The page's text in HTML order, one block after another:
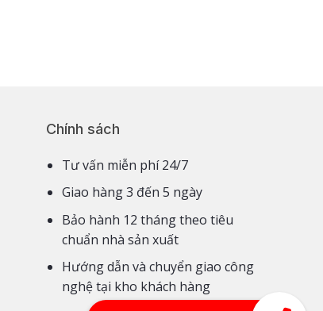
Chính sách
Tư vấn miễn phí 24/7
Giao hàng 3 đến 5 ngày
Bảo hành 12 tháng theo tiêu
chuẩn nhà sản xuất
Hướng dẫn và chuyển giao công
nghệ tại kho khách hàng